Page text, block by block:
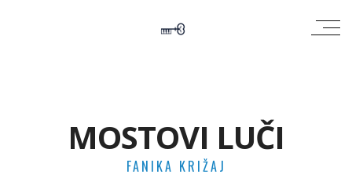
MOSTOVI LUČI
FANIKA KRIŽAJ